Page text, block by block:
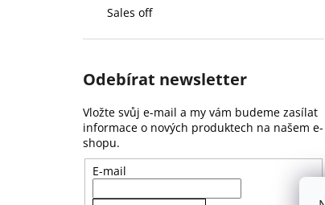
Sales off
Odebírat newsletter
Vložte svůj e-mail a my vám budeme zasílat
informace o nových produktech na našem e-
shopu.
E-mail